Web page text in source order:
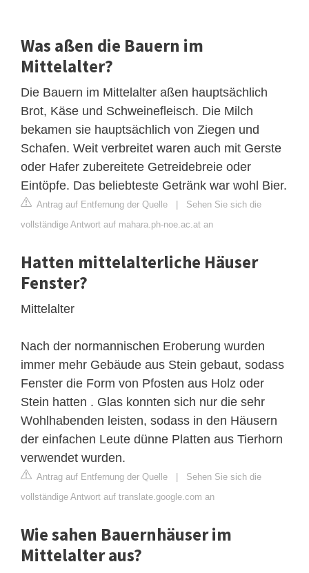
Was aßen die Bauern im
Mittelalter?
Die Bauern im Mittelalter aßen hauptsächlich
Brot, Käse und Schweinefleisch. Die Milch
bekamen sie hauptsächlich von Ziegen und
Schafen. Weit verbreitet waren auch mit Gerste
oder Hafer zubereitete Getreidebreie oder
Eintöpfe. Das beliebteste Getränk war wohl Bier.
Antrag auf Entfernung der Quelle | Sehen Sie sich die
vollständige Antwort auf mahara.ph-noe.ac.at an
Hatten mittelalterliche Häuser
Fenster?
Mittelalter
Nach der normannischen Eroberung wurden
immer mehr Gebäude aus Stein gebaut, sodass
Fenster die Form von Pfosten aus Holz oder
Stein hatten . Glas konnten sich nur die sehr
Wohlhabenden leisten, sodass in den Häusern
der einfachen Leute dünne Platten aus Tierhorn
verwendet wurden.
Antrag auf Entfernung der Quelle | Sehen Sie sich die
vollständige Antwort auf translate.google.com an
Wie sahen Bauernhäuser im
Mittelalter aus?